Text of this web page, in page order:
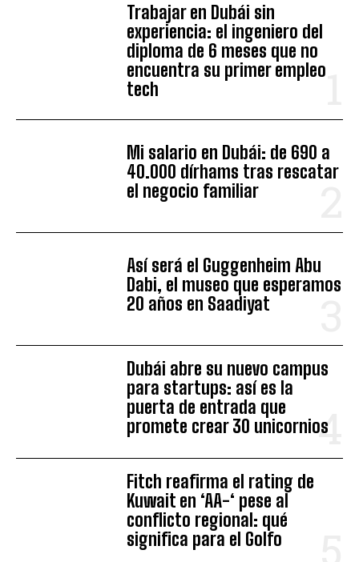
Trabajar en Dubái sin
experiencia: el ingeniero del
diploma de 6 meses que no
encuentra su primer empleo
tech
Mi salario en Dubái: de 690 a
40.000 dírhams tras rescatar
el negocio familiar
Así será el Guggenheim Abu
Dabi, el museo que esperamos
20 años en Saadiyat
Dubái abre su nuevo campus
para startups: así es la
puerta de entrada que
promete crear 30 unicornios
Fitch reafirma el rating de
Kuwait en ‘AA-‘ pese al
conflicto regional: qué
significa para el Golfo